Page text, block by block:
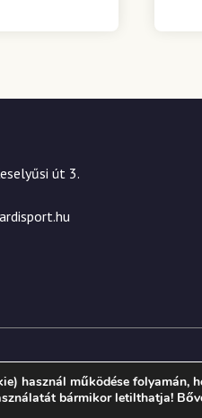
út 3.
Sportközpont Nonprofit Kft.
használ működése folyamán,
bármikor letilthatja!